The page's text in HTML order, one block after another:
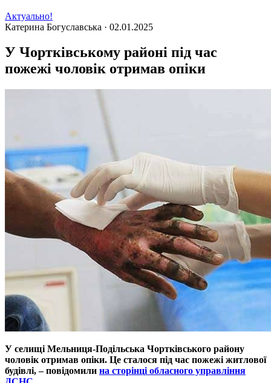
Актуально!
Катерина Богуславська · 02.01.2025
У Чортківському районі під час
пожежі чоловік отримав опіки
У селищі Мельниця-Подільська Чортківського району
чоловік отримав опіки. Це сталося під час пожежі житлової
будівлі, – повідомили на сторінці обласного управління